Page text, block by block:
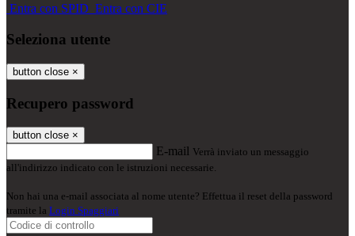
Entra con SPID Entra con CIE
Seleziona utente
button close ×
Recupero password
button close ×
E-mail Verrà inviato un messaggio
all'indirizzo indicato con le istruzioni necessarie.
Non hai una e-mail associata al nome utente? Effettua il reset della password
tramite la Login Spaggiari